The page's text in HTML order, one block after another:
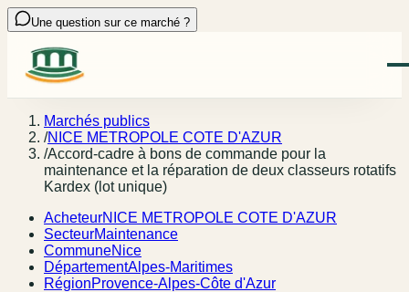
Une question sur ce marché ?
Marchés publics
/NICE METROPOLE COTE D'AZUR
/Accord-cadre à bons de commande pour la
maintenance et la réparation de deux classeurs rotatifs
Kardex (lot unique)
AcheteurNICE METROPOLE COTE D'AZUR
SecteurMaintenance
CommuneNice
DépartementAlpes-Maritimes
RégionProvence-Alpes-Côte d'Azur